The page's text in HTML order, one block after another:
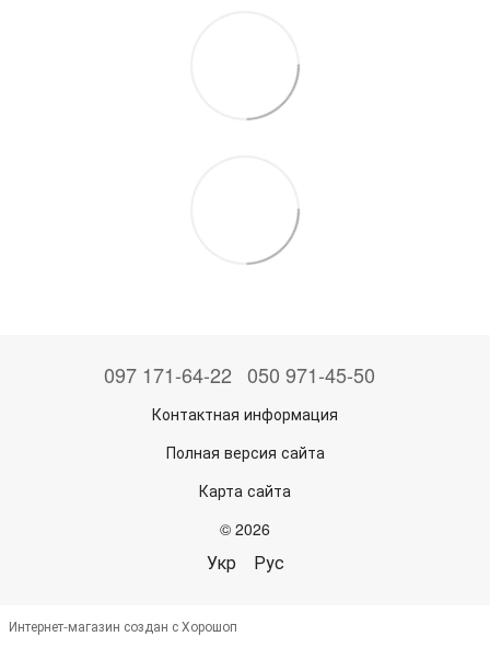
097 171-64-22 050 971-45-50
Контактная информация
Полная версия сайта
Карта сайта
© 2026
Укр Рус
Интернет-магазин создан с Хорошоп